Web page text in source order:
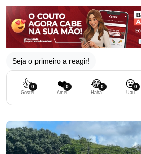
Seja o primeiro a reagir!
👍0
Gostei
❤️0
Amei
😂0
Haha
😮0
Uau